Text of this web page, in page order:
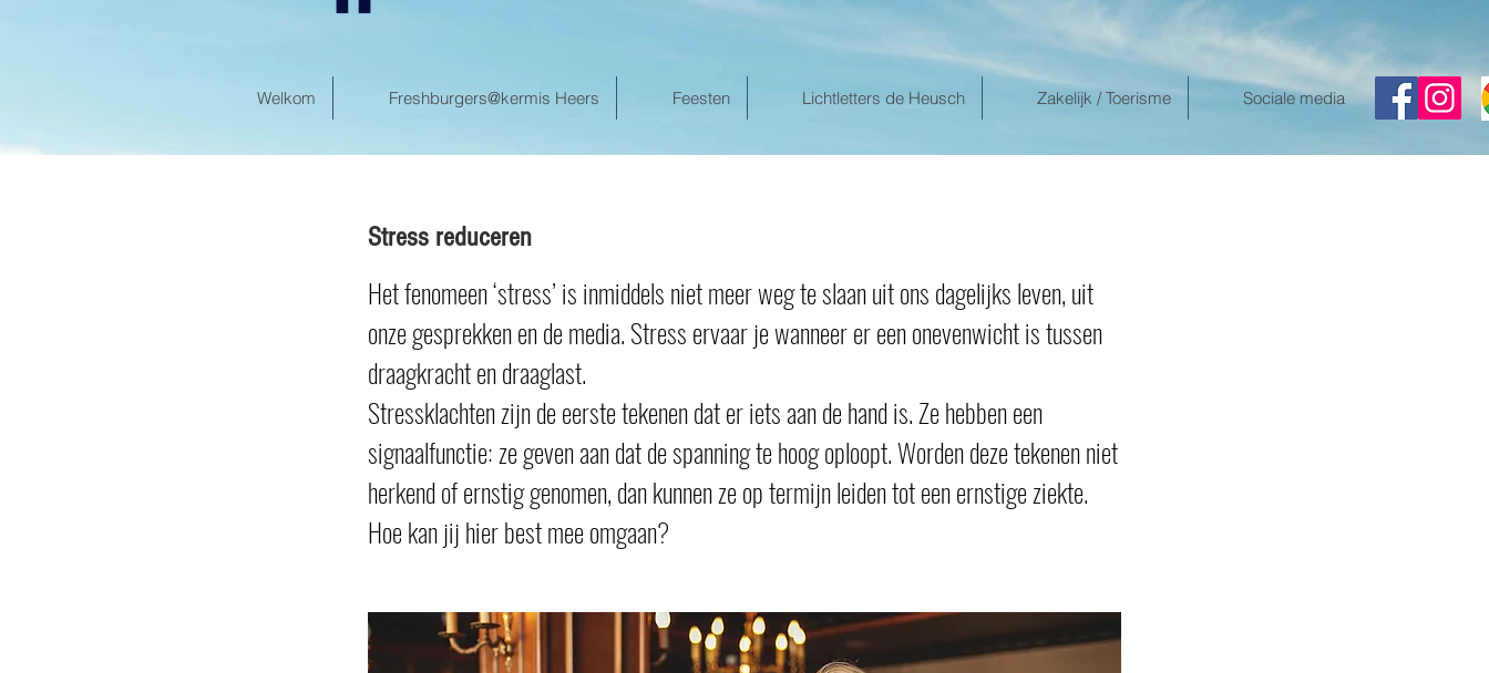
Welkom Freshburgers@kermis Heers Feesten Lichtletters de Heusch Zakelijk / Toerisme Sociale media
Stress reduceren
Het fenomeen ‘stress’ is inmiddels niet meer weg te slaan uit ons dagelijks leven, uit
onze gesprekken en de media. Stress ervaar je wanneer er een onevenwicht is tussen
draagkracht en draaglast.
Stressklachten zijn de eerste tekenen dat er iets aan de hand is. Ze hebben een
signaalfunctie: ze geven aan dat de spanning te hoog oploopt. Worden deze tekenen niet
herkend of ernstig genomen, dan kunnen ze op termijn leiden tot een ernstige ziekte.
Hoe kan jij hier best mee omgaan?